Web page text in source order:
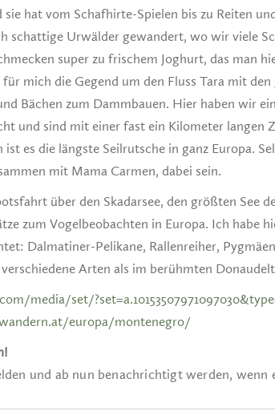
sie hat vom Schafhirte-Spielen bis zu Reiten
schattige Urwälder gewandert, wo wir viele
super zu frischem Joghurt, das man
mich die Gegend um den Fluss Tara mit
Bächen zum Dammbauen. Hier haben wir
und sind mit einer fast ein Kilometer langen
es die längste Seilrutsche in ganz Europa.
mit Mama Carmen, dabei sein.
über den Skadarsee, den größten See
zum Vogelbeobachten in Europa. Ich habe
Dalmatiner-Pelikane, Rallenreiher,
Arten als im berühmten
media/set/
europa/montenegro/
und ab nun benachrichtigt werden, wenn